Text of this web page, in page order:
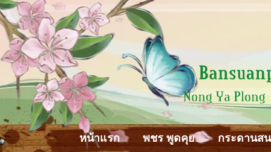
หน้าแรก พชร พูดคุย กระดานส